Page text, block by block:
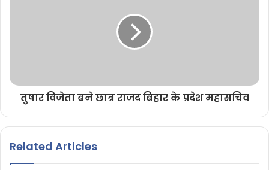
तुषार विजेता बने छात्र राजद बिहार के प्रदेश महासचिव
Related Articles